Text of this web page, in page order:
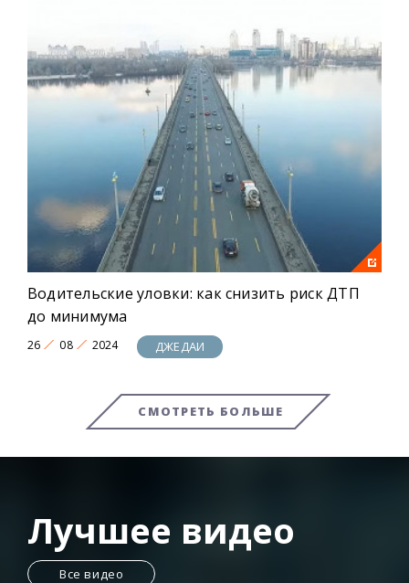
Водительские уловки: как снизить риск ДТП
до минимума
26 08 2024 ДЖЕДАИ
СМОТРЕТЬ БОЛЬШЕ
Лучшее видео
Все видео